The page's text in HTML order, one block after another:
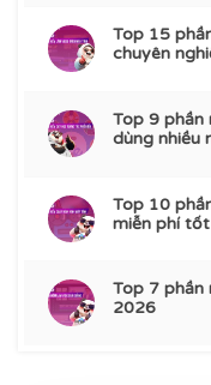
Top 15
chuyên
Top 9
dùng nhiều
Top 10
miễn phí
Top 7 phần
2026